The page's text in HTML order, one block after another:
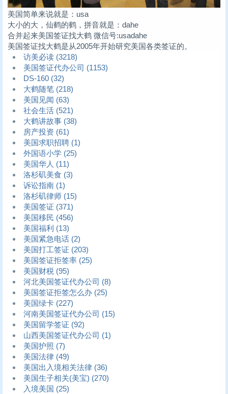
美国简单来说就是：usa
大小的大，仙鹤的鹤，拼音就是：dahe
合并起来美国签证找大鹤 微信号:usadahe
美国签证找大鹤是从2005年开始研究美国各类签证的。
访美必读 (3218)
美国签证代办公司 (1153)
DS-160 (32)
大鹤随笔 (218)
美国见闻 (63)
社会生活 (521)
大鹤讲故事 (38)
房产投资 (61)
美国求职招聘 (1)
外国语小学 (25)
美国华人 (11)
洛杉矶美食 (3)
诉讼指南 (1)
洛杉矶律师 (15)
美国签证 (371)
美国移民 (456)
美国福利 (13)
美国紧急电话 (2)
美国打工签证 (203)
美国签证拒签率 (25)
美国财税 (95)
河北美国签证代办公司 (8)
美国签证拒签怎么办 (25)
美国绿卡 (227)
河南美国签证代办公司 (15)
美国留学签证 (92)
山西美国签证代办公司 (1)
美国护照 (7)
美国法律 (49)
美国出入境相关法律 (36)
美国生子相关(美宝) (270)
入境美国 (25)